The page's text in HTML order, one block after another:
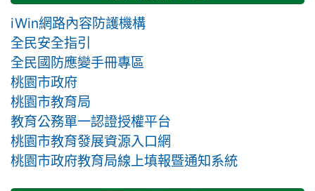
iWin網路內容防護機構
全民安全指引
全民國防應變手冊專區
桃園市政府
桃園市教育局
教育公務單一認證授權平台
桃園市教育發展資源入口網
桃園市政府教育局線上填報暨通知系統